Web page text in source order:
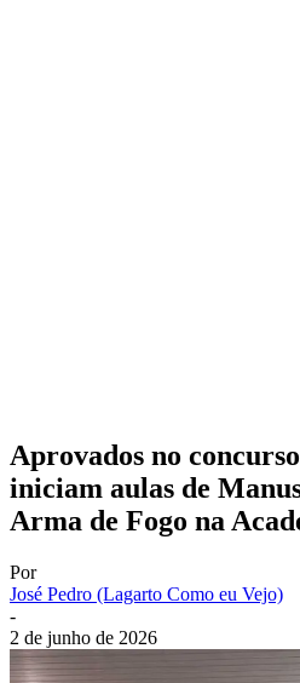
Aprovados no
iniciam aulas de
Arma de Fogo na
Por
José Pedro (Lagarto Como eu Vejo)
-
2 de junho de 2026